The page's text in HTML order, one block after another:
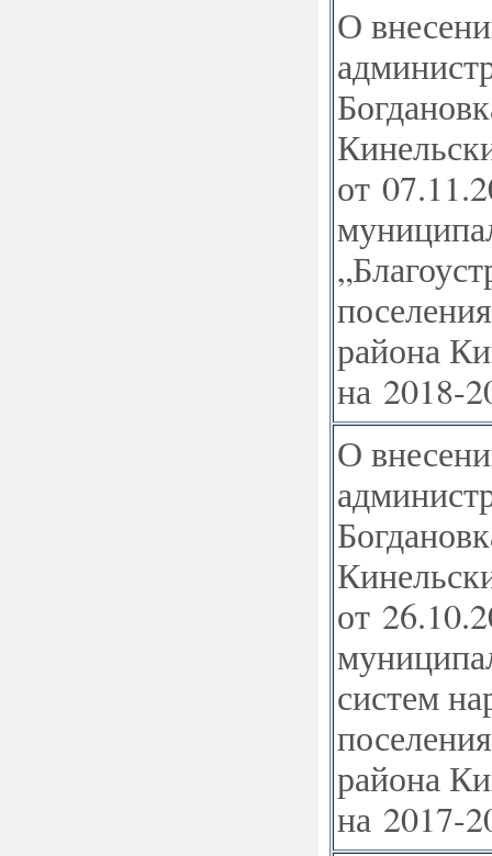
О
от
района
на 2018-
О
от
систем
района
на 2017-